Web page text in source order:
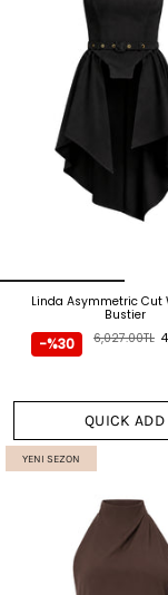
Linda Asymmetric Cut
Bustier
6,027.00TL
-%30
QUICK ADD
YENI SEZON